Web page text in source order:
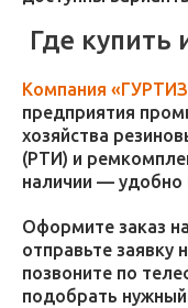
Где купить
Компания
предприятия
хозяйства
(РТИ) и
наличии — удобно
Оформите заказ
отправьте заявку
позвоните по
подобрать